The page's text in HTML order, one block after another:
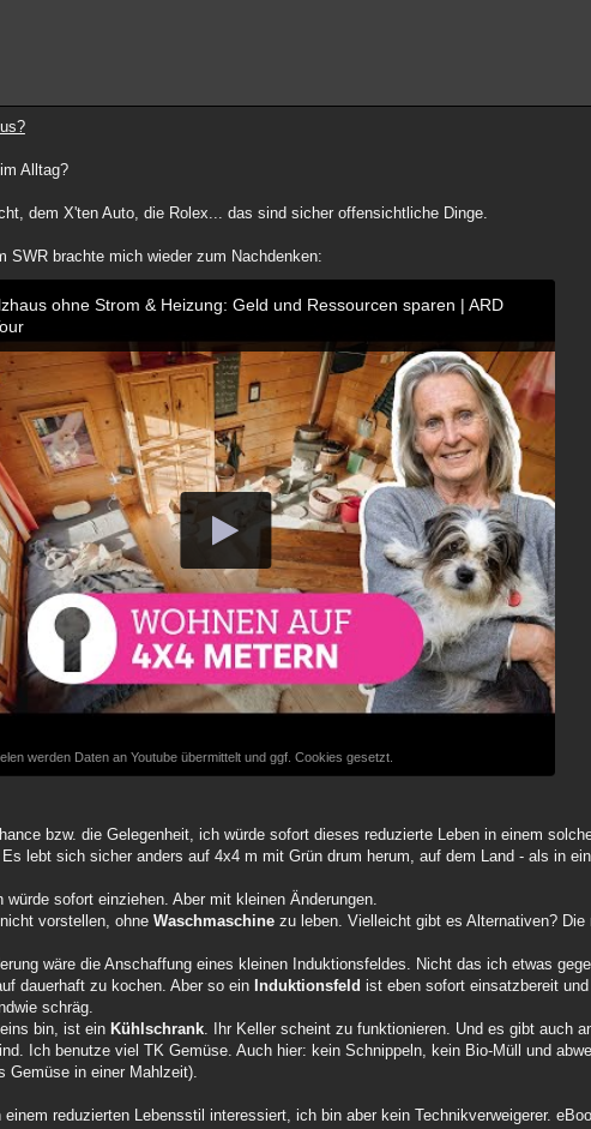
Alltag?
dem X'ten Auto, die Rolex... das sind sicher offensichtliche Dinge.
SWR brachte mich wieder zum Nachdenken:
ohne Strom & Heizung: Geld und Ressourcen sparen | ARD
werden Daten an Youtube übermittelt und ggf. Cookies gesetzt.
bzw. die Gelegenheit, ich würde sofort dieses reduzierte Leben in einem
lebt sich sicher anders auf 4x4 m mit Grün drum herum, auf dem Land - als in
würde sofort einziehen. Aber mit kleinen Änderungen.
vorstellen, ohneWaschmaschine zu leben. Vielleicht gibt es Alternativen?
wäre die Anschaffung eines kleinen Induktionsfeldes. Nicht das ich etwas
dauerhaft zu kochen. Aber so einInduktionsfeld ist eben sofort einsatzbereit
schräg.
bin, ist einKühlschrank . Ihr Keller scheint zu funktionieren. Und es gibt auch
Ich benutze viel TK Gemüse. Auch hier: kein Schnippeln, kein Bio-Müll und
Gemüse in einer Mahlzeit).
einem reduzierten Lebensstil interessiert, ich bin aber kein Technikverweigerer.